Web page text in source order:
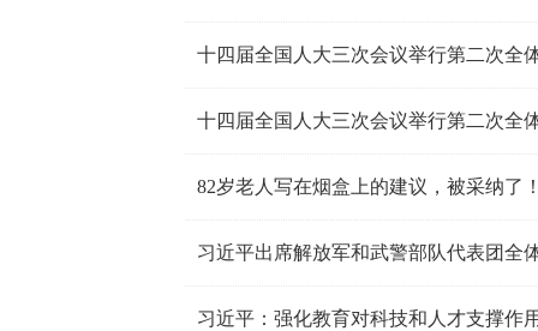
十四届全国人大三次会议举行第二次全
十四届全国人大三次会议举行第二次全
82岁老人写在烟盒上的建议，被采纳了
习近平出席解放军和武警部队代表团全